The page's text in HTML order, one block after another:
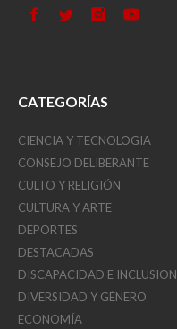
CATEGORÍAS
CIENCIA Y TECNOLOGIA
CONSEJO DELIBERANTE
CULTO Y RELIGIÓN
CULTURA Y ARTE
DEPORTES
DESTACADAS
DISCAPACIDAD E INCLUSION
DIVERSIDAD Y GÉNERO
ECONOMÍA